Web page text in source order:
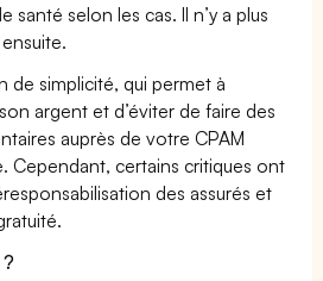
santé selon les cas. Il n’y a plus
de simplicité, qui permet à
argent et d’éviter de faire des
auprès de votre CPAM
Cependant, certains critiques ont
des assurés et